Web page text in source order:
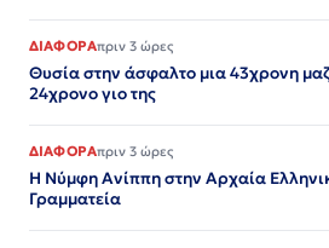
ΔΙΑΦΟΡΑπριν 3 ώρες
Θυσία στην άσφαλτο μια 43χρονη
24χρονο γιο της
ΔΙΑΦΟΡΑπριν 3 ώρες
Η Νύμφη Ανίππη στην Αρχαία
Γραμματεία